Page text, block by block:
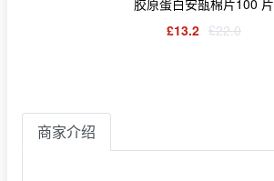
£13.2 £22.0
商家介绍